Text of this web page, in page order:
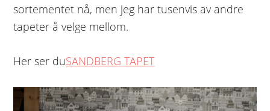
sortementet nå, men jeg har tusenvis av andre
tapeter å velge mellom.
Her ser duSANDBERG TAPET